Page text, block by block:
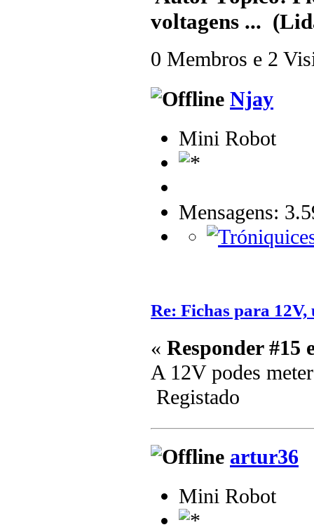
voltagens ...
0 Membros e 2
Njay
Mini Robot
Mensagens:
Re: Fichas para 12V,
« Responder #15
A 12V podes
Registado
artur36
Mini Robot